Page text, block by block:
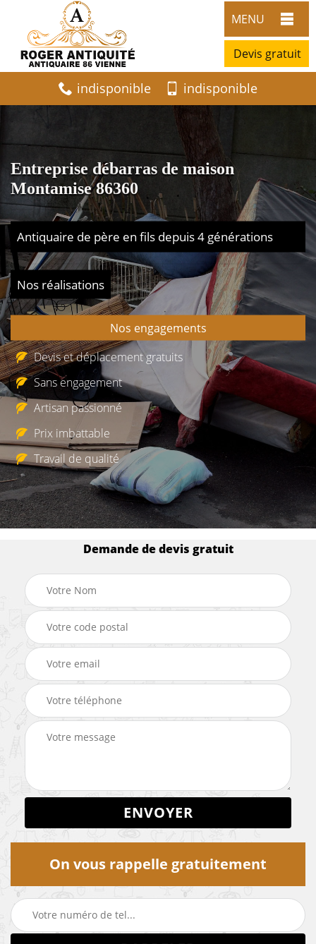
MENU
Devis gratuit
indisponible indisponible
Entreprise débarras de maison
Montamise 86360
Antiquaire de père en fils depuis 4 générations
Nos réalisations
Nos engagements
Devis et déplacement gratuits
Sans engagement
Artisan passionné
Prix imbattable
Travail de qualité
Demande de devis gratuit
On vous rappelle gratuitement